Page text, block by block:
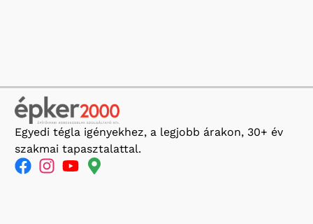
Egyedi tégla igényekhez, a legjobb árakon, 30+ év
szakmai tapasztalattal.